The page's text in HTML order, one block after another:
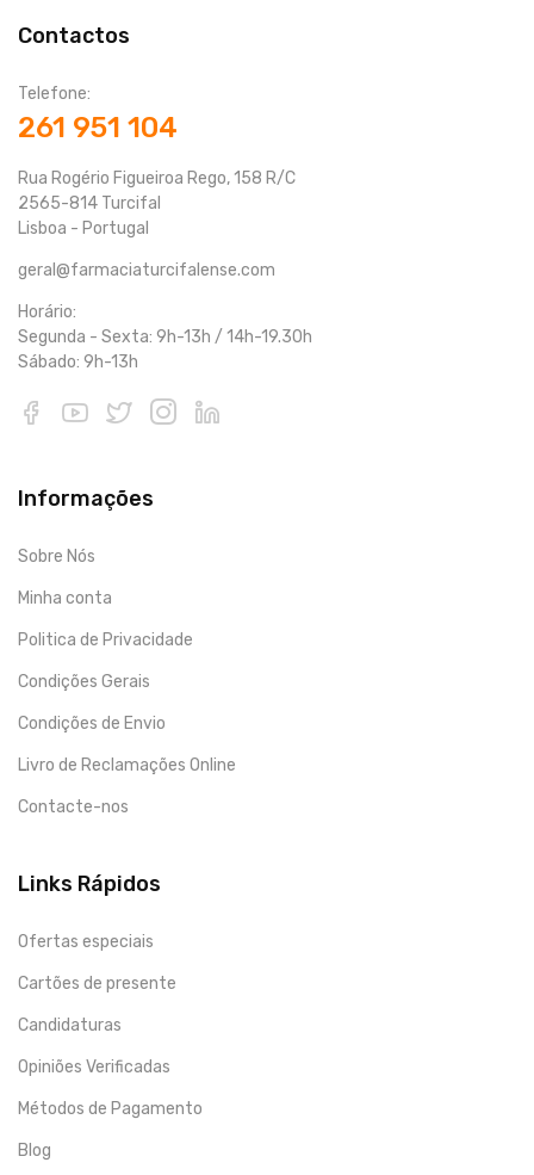
Contactos
Telefone:
261 951 104
Rua Rogério Figueiroa Rego, 158 R/C
2565-814 Turcifal
Lisboa - Portugal
geral@farmaciaturcifalense.com
Horário:
Segunda - Sexta: 9h-13h / 14h-19.30h
Sábado: 9h-13h
Informações
Sobre Nós
Minha conta
Politica de Privacidade
Condições Gerais
Condições de Envio
Livro de Reclamações Online
Contacte-nos
Links Rápidos
Ofertas especiais
Cartões de presente
Candidaturas
Opiniões Verificadas
Métodos de Pagamento
Blog